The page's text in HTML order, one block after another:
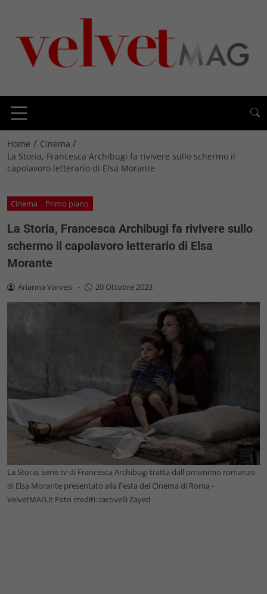
Home / Cinema /
La Storia, Francesca Archibugi fa rivivere sullo schermo il
capolavoro letterario di Elsa Morante
Cinema Primo piano
La Storia, Francesca Archibugi fa rivivere sullo
schermo il capolavoro letterario di Elsa
Morante
Arianna Varvesi - 20 Ottobre 2023
La Storia, serie tv di Francesca Archibugi tratta dall'omonimo romanzo
di Elsa Morante presentato alla Festa del Cinema di Roma -
VelvetMAG.it Foto crediti: Iacovelli Zayed